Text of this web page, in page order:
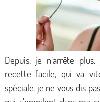
Depuis, je n’arrête
recette facile, qui va
spéciale, je ne vous dis